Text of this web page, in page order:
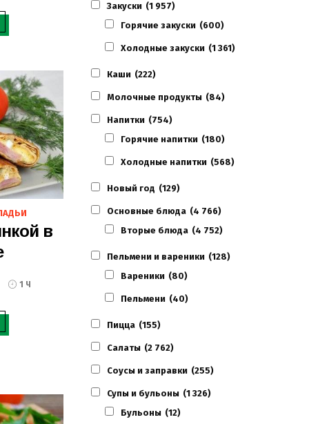
в
1 Ч
Закуски (1 957)
Горячие закуски (600)
Холодные закуски (1 361)
Каши (222)
Молочные продукты (84)
Напитки (754)
Горячие напитки (180)
Холодные напитки (568)
Новый год (129)
Основные блюда (4 766)
Вторые блюда (4 752)
Пельмени и вареники (128)
Вареники (80)
Пельмени (40)
Пицца (155)
Салаты (2 762)
Соусы и заправки (255)
Супы и бульоны (1 326)
Бульоны (12)